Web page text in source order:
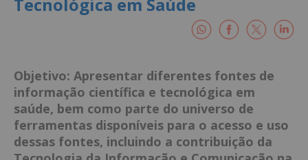
Objetivo: Apresentar diferentes fontes de
informação científica e tecnológica em
saúde, bem como parte do universo de
ferramentas disponíveis para o acesso e uso
dessas fontes, incluindo a contribuição da